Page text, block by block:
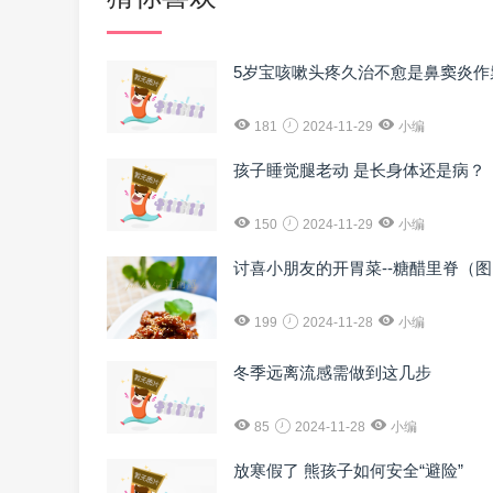
5岁宝咳嗽头疼久治不愈是鼻窦炎作
181 2024-11-29 小编
孩子睡觉腿老动 是长身体还是病？
150 2024-11-29 小编
讨喜小朋友的开胃菜--糖醋里脊（
199 2024-11-28 小编
冬季远离流感需做到这几步
85 2024-11-28 小编
放寒假了 熊孩子如何安全“避险”